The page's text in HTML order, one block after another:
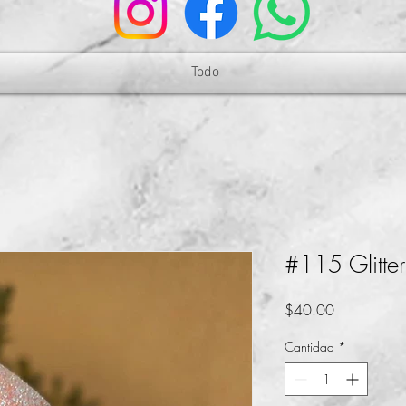
Todo
#115
$40.00Precio
Cantidad *